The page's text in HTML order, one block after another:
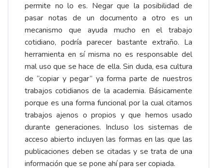
permite no lo es. Negar que la posibilidad de
pasar notas de un documento a otro es un
mecanismo que ayuda mucho en el trabajo
cotidiano, podría parecer bastante extraño. La
herramienta en sí misma no es responsable del
mal uso que se hace de ella. Sin duda, esa cultura
de “copiar y pegar” ya forma parte de nuestros
trabajos cotidianos de la academia. Básicamente
porque es una forma funcional por la cual citamos
trabajos ajenos o propios y que hemos usado
durante generaciones. Incluso los sistemas de
acceso abierto incluyen las formas en las que las
publicaciones deben se citadas y se trata de una
información que se pone ahí para ser copiada.